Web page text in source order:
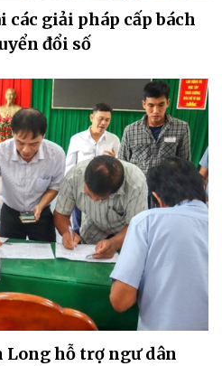
giải pháp cấp bách
đổi số
Long hỗ trợ ngư dân